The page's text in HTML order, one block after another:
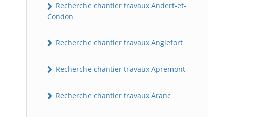
Recherche chantier travaux Andert-et-
Condon
Recherche chantier travaux Anglefort
Recherche chantier travaux Apremont
Recherche chantier travaux Aranc